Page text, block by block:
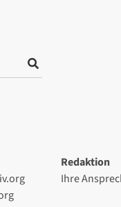
Redaktion
Ihre